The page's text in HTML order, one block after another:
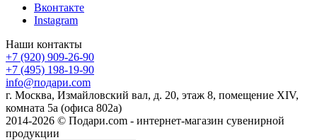
Вконтакте
Instagram
Наши контакты
+7 (920) 909-26-90
+7 (495) 198-19-90
info@подари.com
г. Москва, Измайловский вал, д. 20, этаж 8, помещение XIV,
комната 5а (офиса 802а)
2014-2026 © Подари.com - интернет-магазин сувенирной
продукции